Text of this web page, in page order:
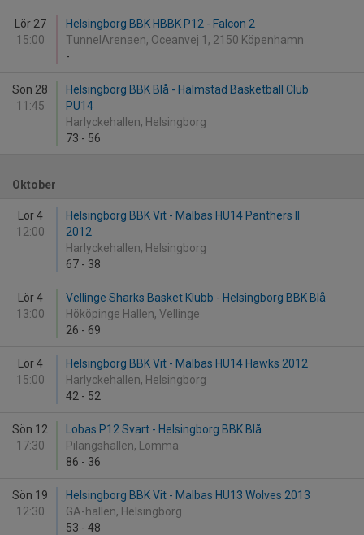
Lör 27
15:00
Helsingborg BBK HBBK P12 - Falcon 2
TunnelArenaen, Oceanvej 1, 2150 Köpenhamn
-
Sön 28
11:45
Helsingborg BBK Blå - Halmstad Basketball Club
PU14
Harlyckehallen, Helsingborg
73 - 56
Oktober
Lör 4
12:00
Helsingborg BBK Vit - Malbas HU14 Panthers II
2012
Harlyckehallen, Helsingborg
67 - 38
Lör 4
13:00
Vellinge Sharks Basket Klubb - Helsingborg BBK Blå
Hököpinge Hallen, Vellinge
26 - 69
Lör 4
15:00
Helsingborg BBK Vit - Malbas HU14 Hawks 2012
Harlyckehallen, Helsingborg
42 - 52
Sön 12
17:30
Lobas P12 Svart - Helsingborg BBK Blå
Pilängshallen, Lomma
86 - 36
Sön 19
12:30
Helsingborg BBK Vit - Malbas HU13 Wolves 2013
GA-hallen, Helsingborg
53 - 48